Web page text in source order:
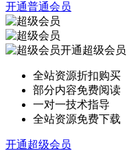
开通普通会员
开通超级会员
全站资源折扣购买
部分内容免费阅读
一对一技术指导
全站资源免费下载
开通超级会员